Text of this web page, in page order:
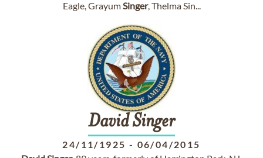
Eagle, GrayumSinger, Thelma Sin...
DavidSinger
24/11/1925 - 06/04/2015